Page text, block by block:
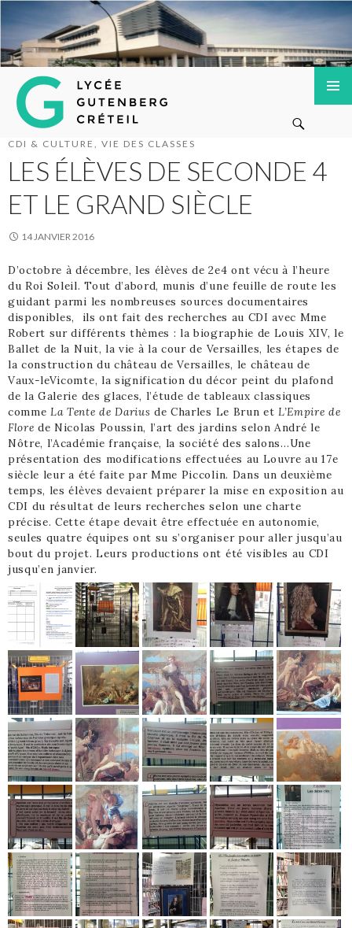
Lycée Gutenberg de Créteil
Recherche
ALLER
AU
CONTENU
PRINCIPAL
CDI & CULTURE , VIE DES CLASSES
LES ÉLÈVES DE SECONDE 4
ET LE GRAND SIÈCLE
14 JANVIER 2016
D’octobre à décembre, les élèves de 2e4 ont vécu à l’heure
du Roi Soleil. Tout d’abord, munis d’une feuille de route les
guidant parmi les nombreuses sources documentaires
disponibles, ils ont fait des recherches au CDI avec Mme
Robert sur différents thèmes : la biographie de Louis XIV, le
Ballet de la Nuit, la vie à la cour de Versailles, les étapes de
la construction du château de Versailles, le château de
Vaux-leVicomte, la signification du décor peint du plafond
de la Galerie des glaces, l’étude de tableaux classiques
commeLa Tente de Darius de Charles Le Brun et L’Empire de
Flore de Nicolas Poussin, l’art des jardins selon André le
Nôtre, l’Académie française, la société des salons…Une
présentation des modifications effectuées au Louvre au 17e
siècle leur a été faite par Mme Piccolin. Dans un deuxième
temps, les élèves devaient préparer la mise en exposition au
CDI du résultat de leurs recherches selon une charte
précise. Cette étape devait être effectuée en autonomie,
seules quatre équipes ont su s’organiser pour aller jusqu’au
bout du projet. Leurs productions ont été visibles au CDI
jusqu’en janvier.